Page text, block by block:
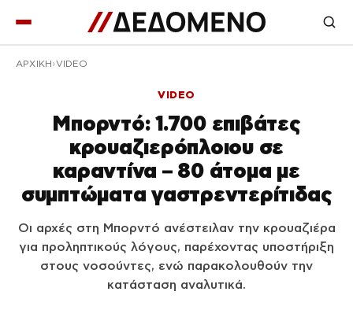
ΑΡΧΙΚΉ VIDEO
VIDEO
Μπορντό: 1.700 επιβάτες
κρουαζιερόπλοιου σε
καραντίνα – 80 άτομα με
συμπτώματα γαστρεντερίτιδας
Οι αρχές στη Μπορντό ανέστειλαν την κρουαζιέρα
για προληπτικούς λόγους, παρέχοντας υποστήριξη
στους νοσούντες, ενώ παρακολουθούν την
κατάσταση αναλυτικά.